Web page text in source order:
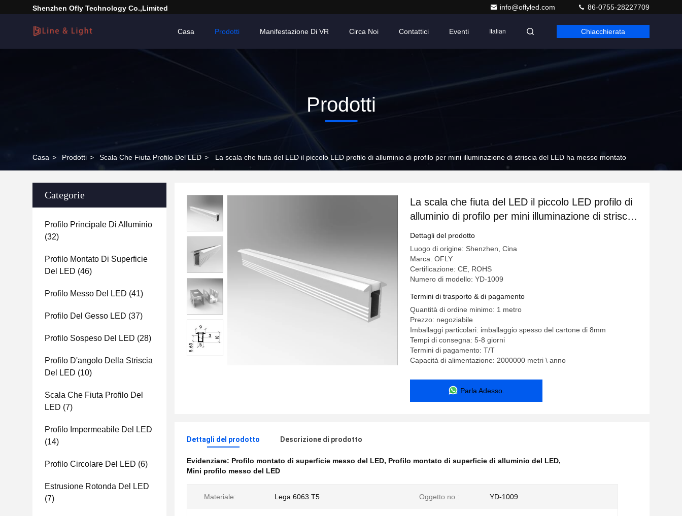
Shenzhen Ofly Technology Co.,Limited info@oflyled.com 86-0755-28227709
Casa Prodotti Manifestazione Di VR Circa Noi Contattici Eventi Italian Chiacchierata
Prodotti
Casa > Prodotti > Scala Che Fiuta Profilo Del LED > La scala che fiuta del LED il piccolo LED profilo di alluminio di profilo per mini illuminazione di striscia del LED ha messo montato
Categorie
Profilo Principale Di Alluminio
(32)
Profilo Montato Di Superficie
Del LED (46)
Profilo Messo Del LED (41)
Profilo Del Gesso LED (37)
Profilo Sospeso Del LED (28)
Profilo D'angolo Della Striscia
Del LED (10)
Scala Che Fiuta Profilo Del
LED (7)
Profilo Impermeabile Del LED
(14)
Profilo Circolare Del LED (6)
Estrusione Rotonda Del LED
(7)
La scala che fiuta del LED il piccolo LED profilo di
alluminio di profilo per mini illuminazione di striscia
del LED ha messo montato
Dettagli del prodotto
Luogo di origine: Shenzhen, Cina
Marca: OFLY
Certificazione: CE, ROHS
Numero di modello: YD-1009
Termini di trasporto & di pagamento
Quantità di ordine minimo: 1 metro
Prezzo: negoziabile
Imballaggi particolari: imballaggio spesso del cartone di 8mm
Tempi di consegna: 5-8 giorni
Termini di pagamento: T/T
Capacità di alimentazione: 2000000 metri \ anno
Parla Adesso.
Dettagli del prodotto Descrizione di prodotto
Evidenziare: Profilo montato di superficie messo del LED, Profilo montato di superficie di alluminio del LED,
Mini profilo messo del LED
Materiale: Lega 6063 T5 Oggetto no.: YD-1009